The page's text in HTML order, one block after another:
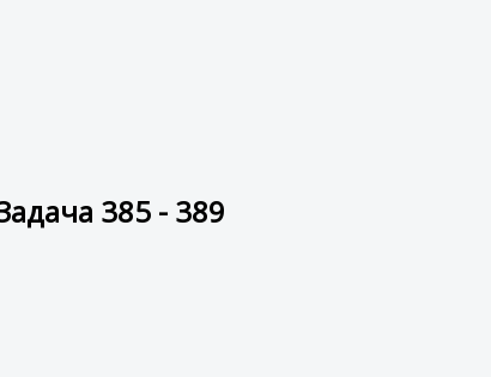
385 - 389